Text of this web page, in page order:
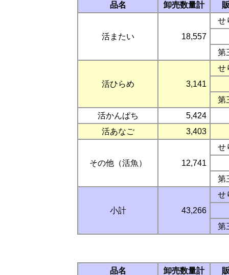
品名 卸売数量計
活またい 18,557
せ
第
活ひらめ 3,141
せ
第
活かんぱち
5,424
活あなご
3,403
その他（活魚） 12,741
せ
第
小計 43,266
せ
第
品名 卸売数量計